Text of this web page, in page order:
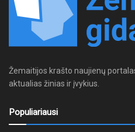
Žemaitijos krašto naujienų
aktualias žinias ir įvykius.
Populiariausi